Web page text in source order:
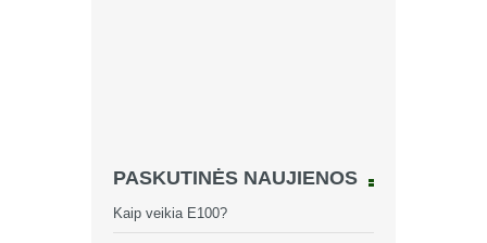
PASKUTINĖS NAUJIENOS
Kaip veikia E100?